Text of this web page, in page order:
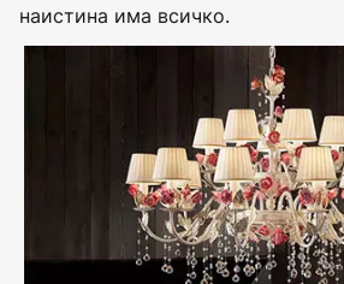
наистина има всичко.